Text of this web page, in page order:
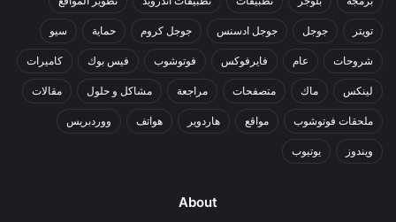
تويتر جوجل جوجل ادسنس جوجل كروم حماية سيو
شروحات عام فايرفوكس فوتوشوب فيس بوك كاميرات
لينكس ماك متصفحات مراجعة مشاكل و حلول مقالات
ملحقات فوتوشوب مواقع هاردوير هواتف ووردبريس
ويندوز يوتيوب
About